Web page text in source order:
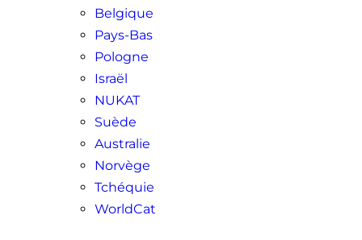
Belgique
Pays-Bas
Pologne
Israël
NUKAT
Suède
Australie
Norvège
Tchéquie
WorldCat